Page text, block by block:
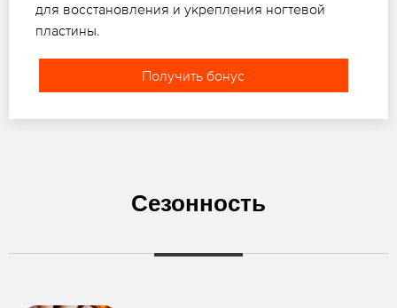
для восстановления и укрепления ногтевой
пластины.
Получить бонус
Сезонность